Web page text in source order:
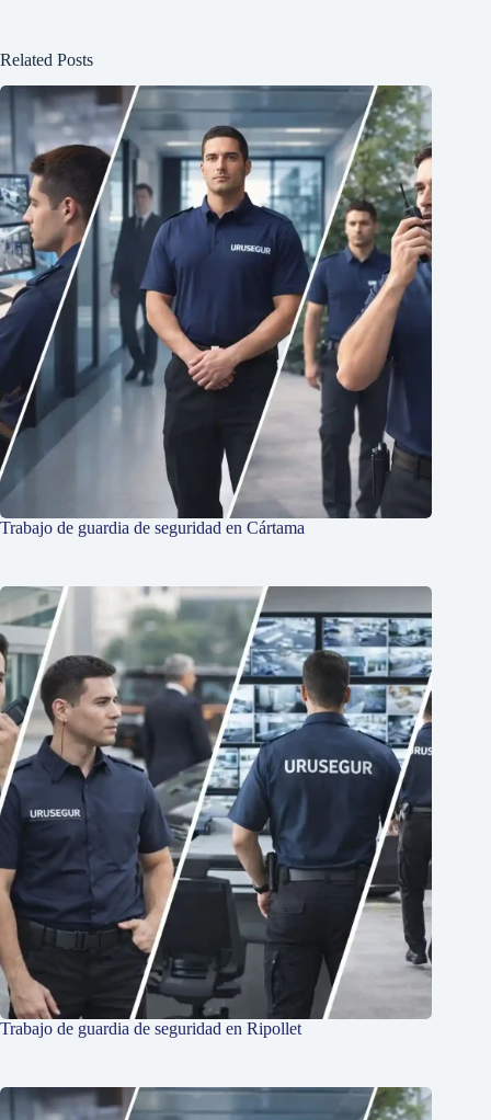
Related Posts
Trabajo de guardia de seguridad en Cártama
Trabajo de guardia de seguridad en Ripollet